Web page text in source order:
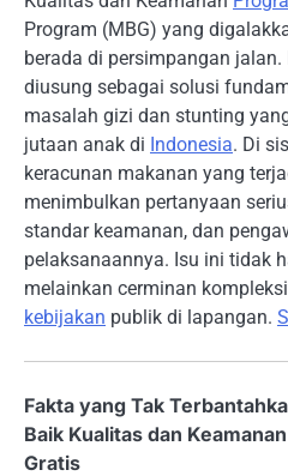
Program (MBG) yang
berada di persimpangan
diusung sebagai solusi
masalah gizi dan stunting
jutaan anak di Indonesia. Di
keracunan makanan yang
menimbulkan pertanyaan
standar keamanan, dan
pelaksanaannya. Isu ini tidak
melainkan cerminan
kebijakan publik di lapangan.
Fakta yang Tak
Baik Kualitas dan
Gratis